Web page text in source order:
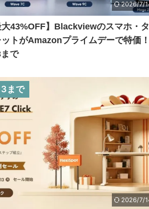
2026/7/
大43%OFF】Blackviewのスマホ・タ
トがAmazonプライムデーで特価！
で
まで
2026/7/